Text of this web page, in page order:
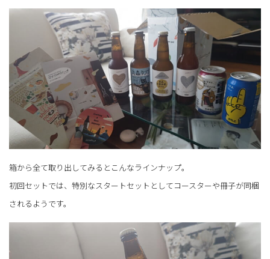
箱から全て取り出してみるとこんなラインナップ。
初回セットでは、特別なスタートセットとしてコースターや冊子が同梱
されるようです。